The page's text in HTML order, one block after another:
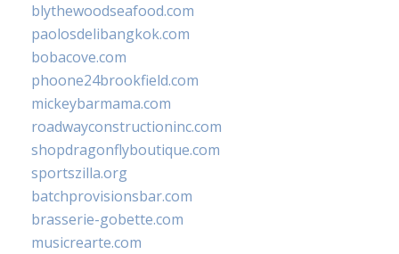
blythewoodseafood.com
paolosdelibangkok.com
bobacove.com
phoone24brookfield.com
mickeybarmama.com
roadwayconstructioninc.com
shopdragonflyboutique.com
sportszilla.org
batchprovisionsbar.com
brasserie-gobette.com
musicrearte.com